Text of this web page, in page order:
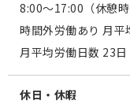
8:00〜17:00（休憩時
時間外労働あり 月平
月平均労働日数 23日
休日・休暇